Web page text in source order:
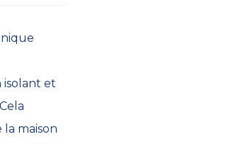
isolant et
maison